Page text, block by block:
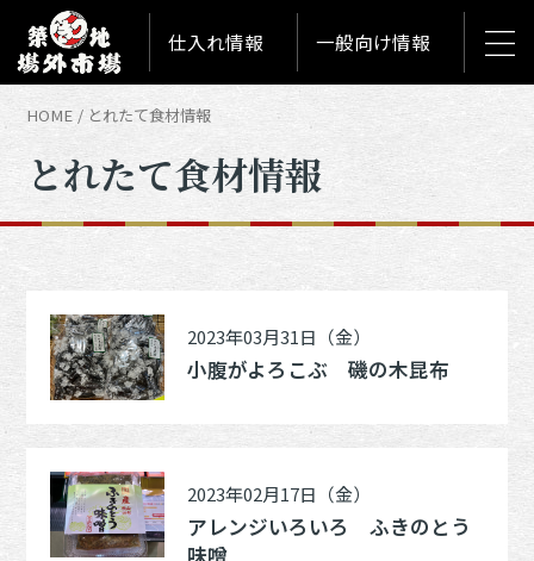
仕入れ情報 一般向け情報
HOME とれたて食材情報
とれたて食材情報
2023年03月31日（金）
小腹がよろこぶ 磯の木昆布
2023年02月17日（金）
アレンジいろいろ ふきのとう
味噌